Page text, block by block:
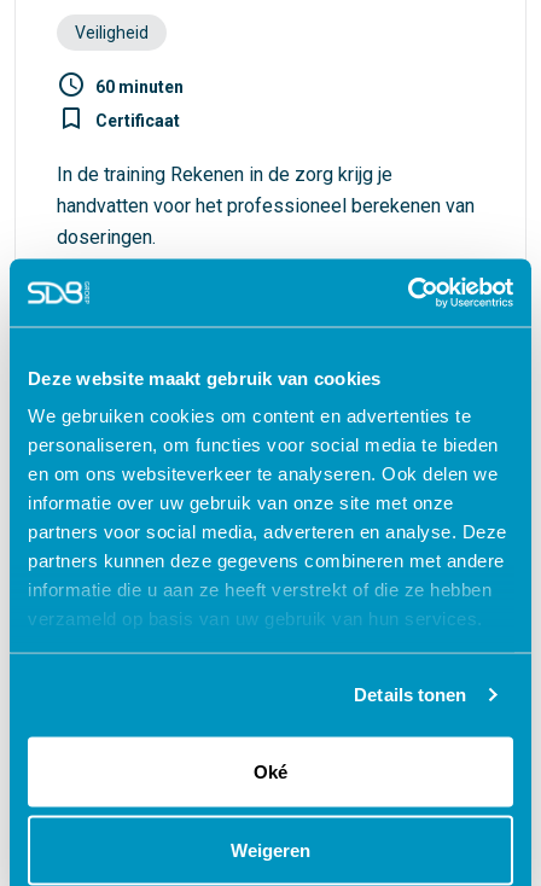
Deze website maakt gebruik van cookies
We gebruiken cookies om content en advertenties te
personaliseren, om functies voor social media te bieden
en om ons websiteverkeer te analyseren. Ook delen we
informatie over uw gebruik van onze site met onze
partners voor social media, adverteren en analyse. Deze
partners kunnen deze gegevens combineren met andere
informatie die u aan ze heeft verstrekt of die ze hebben
verzameld op basis van uw gebruik van hun services.
Details tonen
Oké
Weigeren
Veiligheid
access_time 60 minuten
turned_in_not Certificaat
In de training Rekenen in de zorg krijg je
handvatten voor het professioneel berekenen van
doseringen.
Waarom kiezen voor deze
e-learning?
Flexibel – leer op je eigen manier en tempo
Praktijkgericht – ontwikkeld samen met
Interactieve en aantrekkelijke leermethoden
Accreditatiepunten worden automatisch